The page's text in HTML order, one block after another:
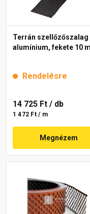
Terrán szellőzőszalag
alumínium, fekete 10 m
Rendelésre
14 725 Ft / db
1 472 Ft / m
Megnézem